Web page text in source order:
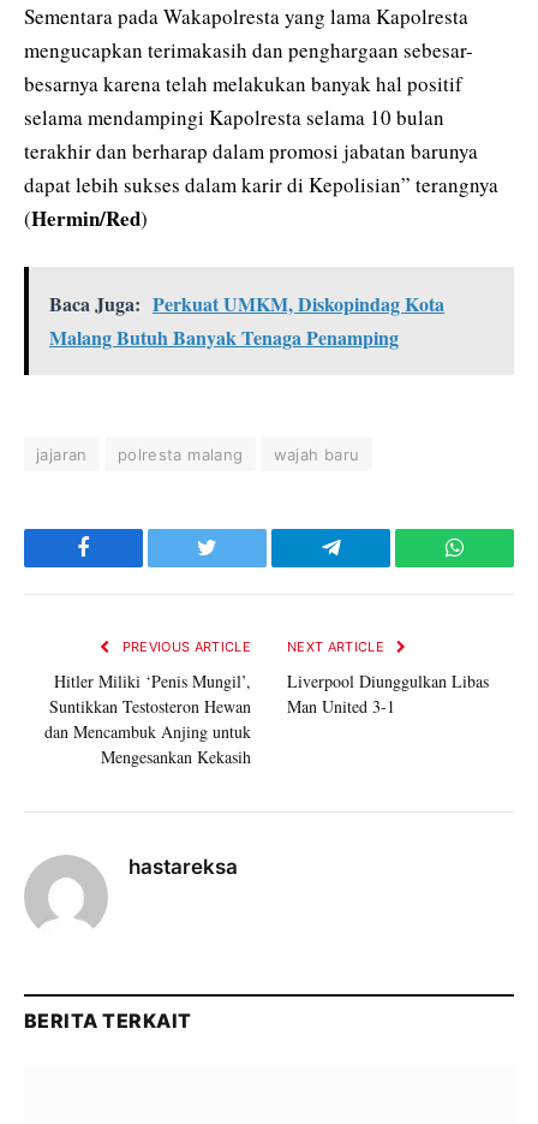
Sementara pada Wakapolresta yang lama Kapolresta
mengucapkan terimakasih dan penghargaan sebesar-
besarnya karena telah melakukan banyak hal positif
selama mendampingi Kapolresta selama 10 bulan
terakhir dan berharap dalam promosi jabatan barunya
dapat lebih sukses dalam karir di Kepolisian” terangnya
(Hermin/Red)
Baca Juga: Perkuat UMKM, Diskopindag Kota
Malang Butuh Banyak Tenaga Penamping
jajaran polresta malang wajah baru
Facebook Twitter Telegram
PREVIOUS ARTICLE
Hitler Miliki ‘Penis Mungil’,
Suntikkan Testosteron Hewan
dan Mencambuk Anjing untuk
Mengesankan Kekasih
NEXT ARTICLE
Liverpool Diunggulkan Libas
Man United 3-1
hastareksa
BERITA TERKAIT